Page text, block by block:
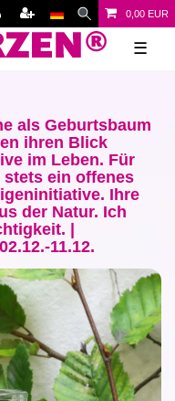
0,00 EUR
☰
als Geburtsbaum
ihren Blick
im Leben. Für
stets ein offenes
Ihre
der Natur. Ich
|
11.12.